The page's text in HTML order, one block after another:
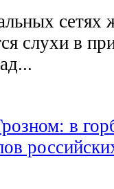
сетях
слухи в
в